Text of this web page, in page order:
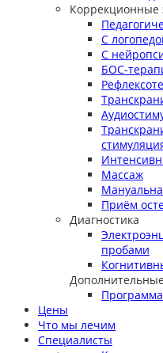
Коррекционные
С
С
БОС-
Массаж
Приём
Диагностика
пробами
Цены
Что мы лечим
Специалисты